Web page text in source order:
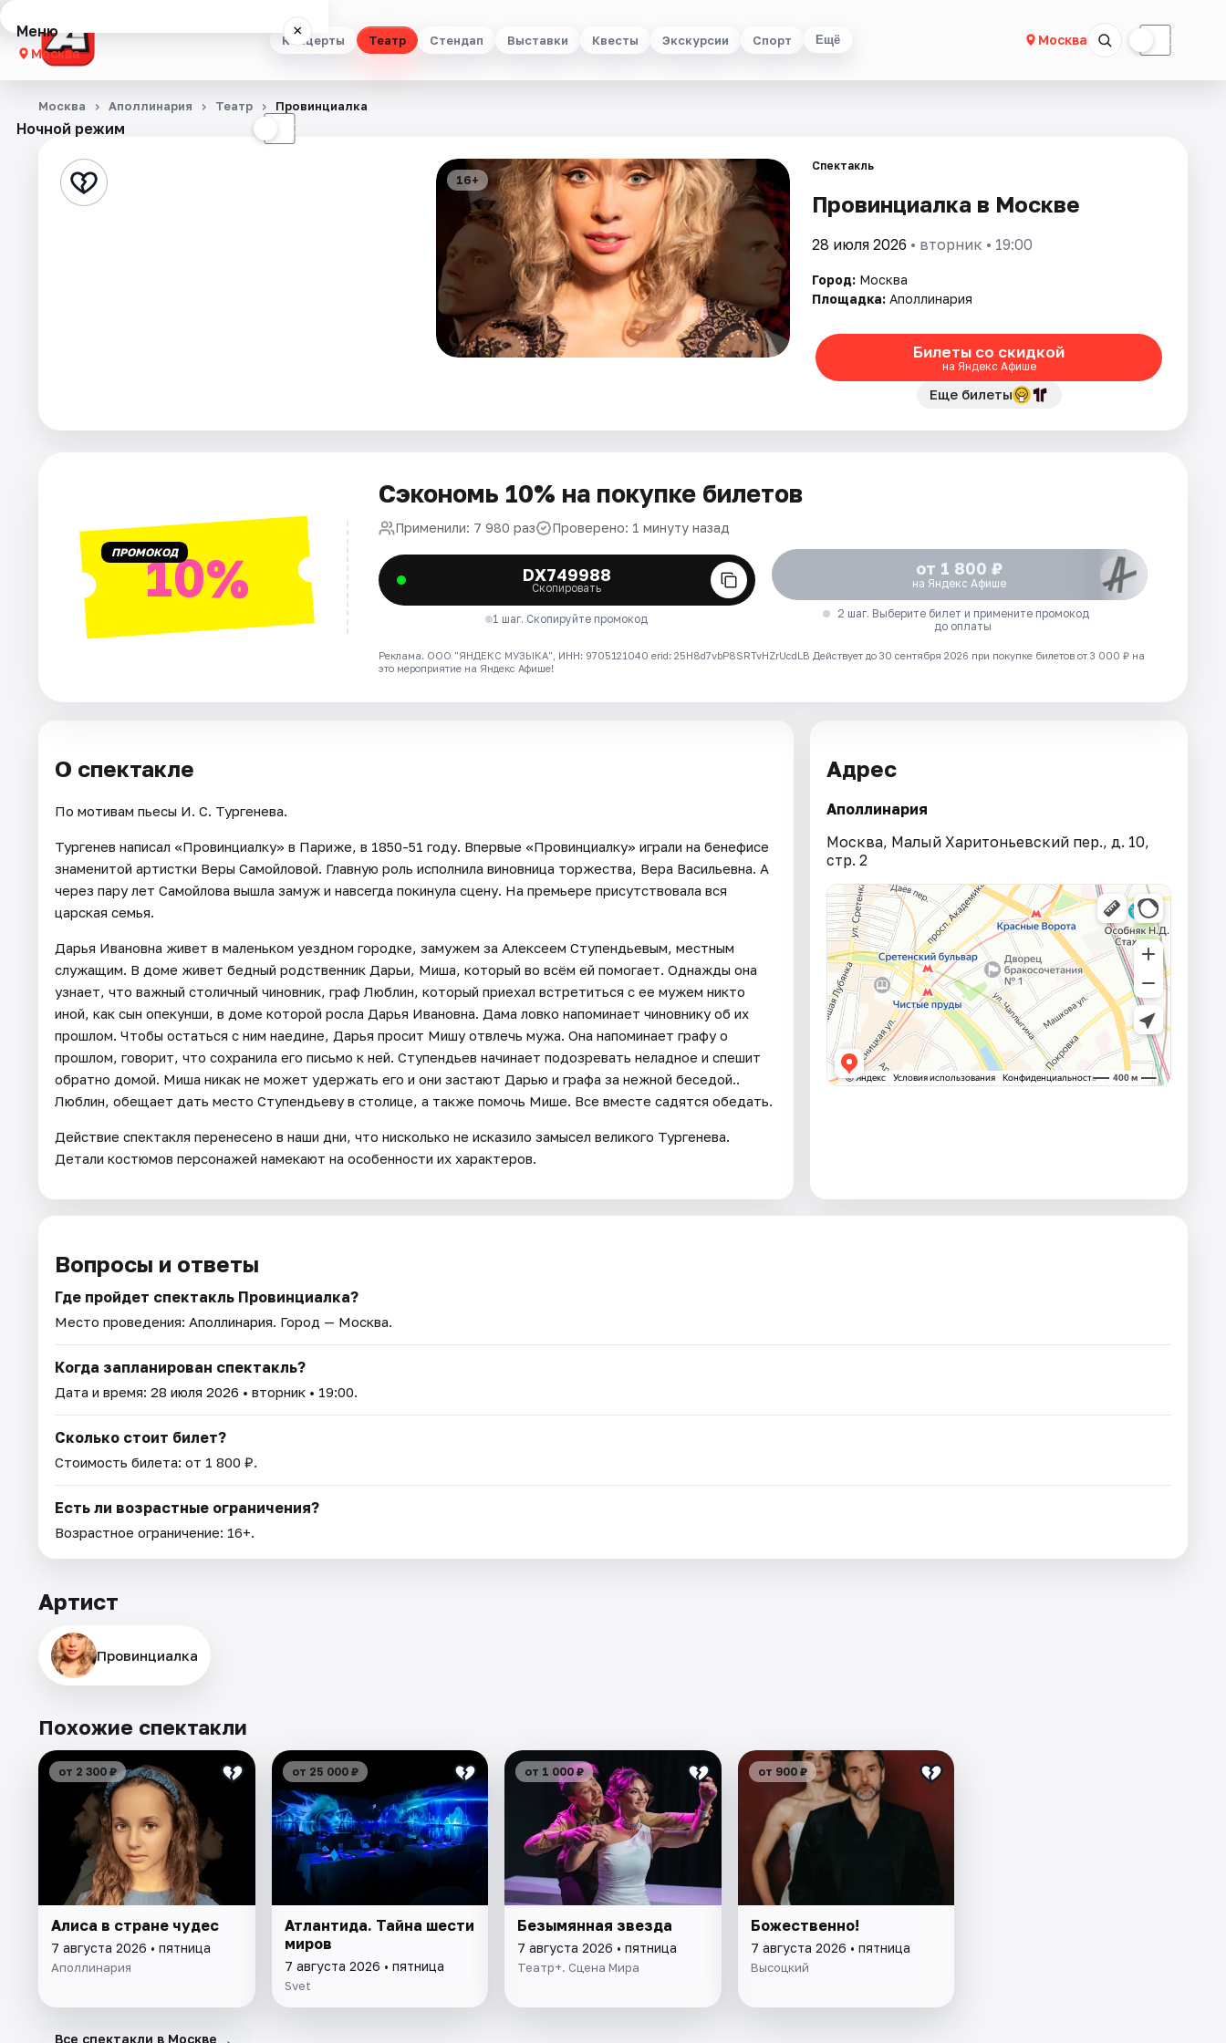
Концерты Театр Стендап Выставки Квесты Экскурсии Спорт Ещё Москва ☾
Меню ×
Москва
Концерты
Стендап
Артисты
Ночной режим ☾
Москва Аполлинария Театр Провинциалка
16+
Спектакль
Провинциалка в Москве
28 июля 2026 • вторник • 19:00
Город: Москва
Площадка: Аполлинария
Билеты со скидкой
на Яндекс Афише
Еще билеты
ПРОМОКОД10%
Сэкономь 10% на покупке билетов
Применили: 7 980 раз Проверено: 1 минуту назад
DX749988
Скопировать
1 шаг. Скопируйте промокод
от 1 800 ₽
на Яндекс Афише
2 шаг. Выберите билет и примените промокод
до оплаты
Реклама. ООО "ЯНДЕКС МУЗЫКА", ИНН: 9705121040 erid: 25H8d7vbP8SRTvHZrUcdLB Действует до 30 сентября 2026 при покупке билетов от 3 000 ₽ на
это мероприятие на Яндекс Афише!
О спектакле
По мотивам пьесы И. С. Тургенева.
Тургенев написал «Провинциалку» в Париже, в 1850-51 году. Впервые «Провинциалку» играли на бенефисе
знаменитой артистки Веры Самойловой. Главную роль исполнила виновница торжества, Вера Васильевна. А
через пару лет Самойлова вышла замуж и навсегда покинула сцену. На премьере присутствовала вся
царская семья.
Дарья Ивановна живет в маленьком уездном городке, замужем за Алексеем Ступендьевым, местным
служащим. В доме живет бедный родственник Дарьи, Миша, который во всём ей помогает. Однажды она
узнает, что важный столичный чиновник, граф Люблин, который приехал встретиться с ее мужем никто
иной, как сын опекунши, в доме которой росла Дарья Ивановна. Дама ловко напоминает чиновнику об их
прошлом. Чтобы остаться с ним наедине, Дарья просит Мишу отвлечь мужа. Она напоминает графу о
прошлом, говорит, что сохранила его письмо к ней. Ступендьев начинает подозревать неладное и спешит
обратно домой. Миша никак не может удержать его и они застают Дарью и графа за нежной беседой..
Люблин, обещает дать место Ступендьеву в столице, а также помочь Мише. Все вместе садятся обедать.
Действие спектакля перенесено в наши дни, что нисколько не исказило замысел великого Тургенева.
Детали костюмов персонажей намекают на особенности их характеров.
Адрес
Аполлинария
Москва, Малый Харитоньевский пер., д. 10,
стр. 2
Вопросы и ответы
Где пройдет спектакль Провинциалка?
Место проведения: Аполлинария. Город — Москва.
Когда запланирован спектакль?
Дата и время: 28 июля 2026 • вторник • 19:00.
Сколько стоит билет?
Стоимость билета: от 1 800 ₽.
Есть ли возрастные ограничения?
Возрастное ограничение: 16+.
Артист
Провинциалка
Похожие спектакли
от 2 300 ₽
Алиса в стране чудес
7 августа 2026 • пятница
Аполлинария
от 25 000 ₽
Атлантида. Тайна шести
миров
7 августа 2026 • пятница
Svet
от 1 000 ₽
Безымянная звезда
7 августа 2026 • пятница
Театр+. Сцена Мира
от 900 ₽
Божественно!
7 августа 2026 • пятница
Высоцкий
Все спектакли в Москве